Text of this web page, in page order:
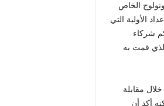
الخاص
الأولية التي
شركاء
قمت به
مقابلة
أكد أن